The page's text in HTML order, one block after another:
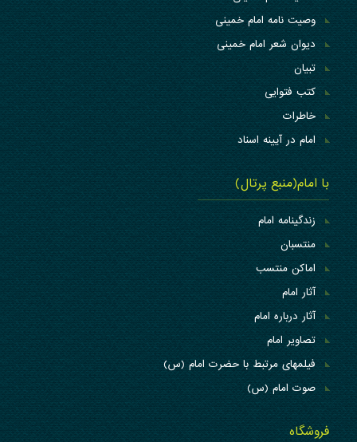
وصیت نامه امام خمینی
دیوان شعر امام خمینی
تبیان
کتب فتوایی
خاطرات
امام در آیینه اسناد
با امام(منبع پرتال)
زندگینامه امام
منتسبان
اماکن منتسب
آثار امام
آثار درباره امام
تصاویر امام
فیلمهای مرتبط با حضرت امام (س)
صوت امام (س)
فروشگاه